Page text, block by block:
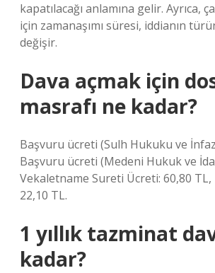
kapatılacağı anlamına gelir. Ayrıca,
için zamanaşımı süresi, iddianın
değişir.
Dava açmak için
masrafı ne kadar?
Başvuru ücreti (Sulh Hukuku ve
Başvuru ücreti (Medeni Hukuk ve
Vekaletname Sureti Ücreti: 60,80
22,10 TL.
1 yıllık tazminat
kadar?